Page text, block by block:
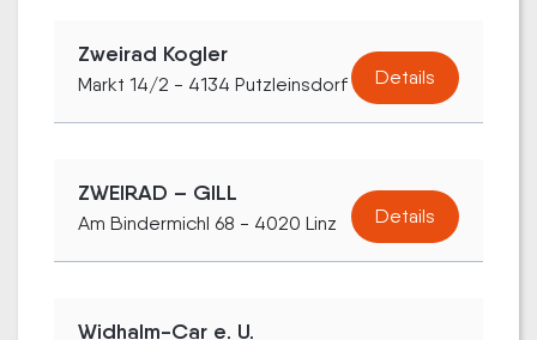
Zweirad Kogler
Markt 14/2 - 4134 Putzleinsdorf Details
ZWEIRAD – GILL
Am Bindermichl 68 - 4020 Linz Details
Widhalm-Car e. U.